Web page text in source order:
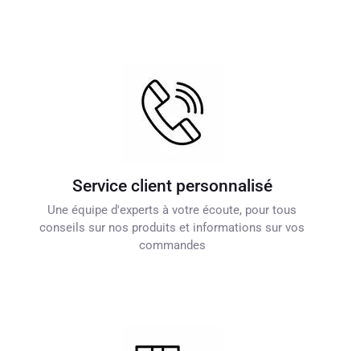
Service client personnalisé
Une équipe d'experts à votre écoute, pour tous
conseils sur nos produits et informations sur vos
commandes